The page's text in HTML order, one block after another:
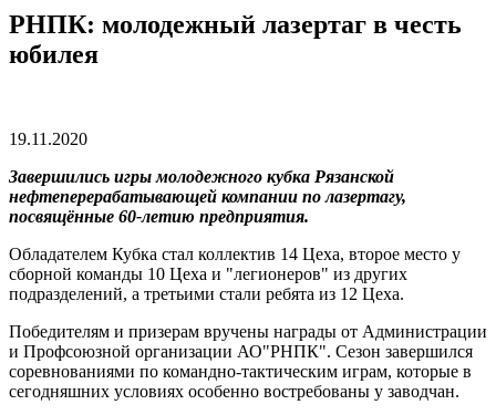
РНПК: молодежный лазертаг в честь
юбилея
19.11.2020
Завершились игры молодежного кубка Рязанской
нефтеперерабатывающей компании по лазертагу,
посвящённые 60-летию предприятия.
Обладателем Кубка стал коллектив 14 Цеха, второе место у
сборной команды 10 Цеха и "легионеров" из других
подразделений, а третьими стали ребята из 12 Цеха.
Победителям и призерам вручены награды от Администрации
и Профсоюзной организации АО"РНПК". Сезон завершился
соревнованиями по командно-тактическим играм, которые в
сегодняшних условиях особенно востребованы у заводчан.